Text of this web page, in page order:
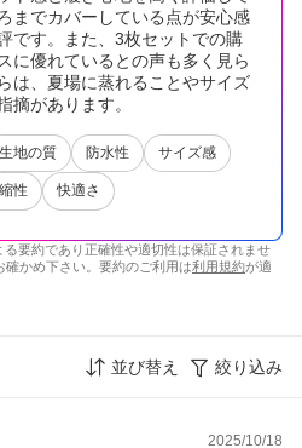
までカバーしている点が安心感
です。また、3枚セットでの購
に優れているとの声も多く見ら
は、夏場に蒸れることやサイズ
摘があります。
生地の質 防水性 サイズ感
性 快適さ
要約であり正確性や適切性は保証されませ
確かめ下さい。要約のご利用は利用規約が適
並び替え 絞り込み
2025/10/18